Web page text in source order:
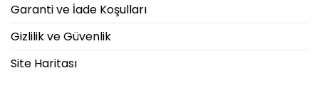
Garanti ve İade Koşulları
Gizlilik ve Güvenlik
Site Haritası